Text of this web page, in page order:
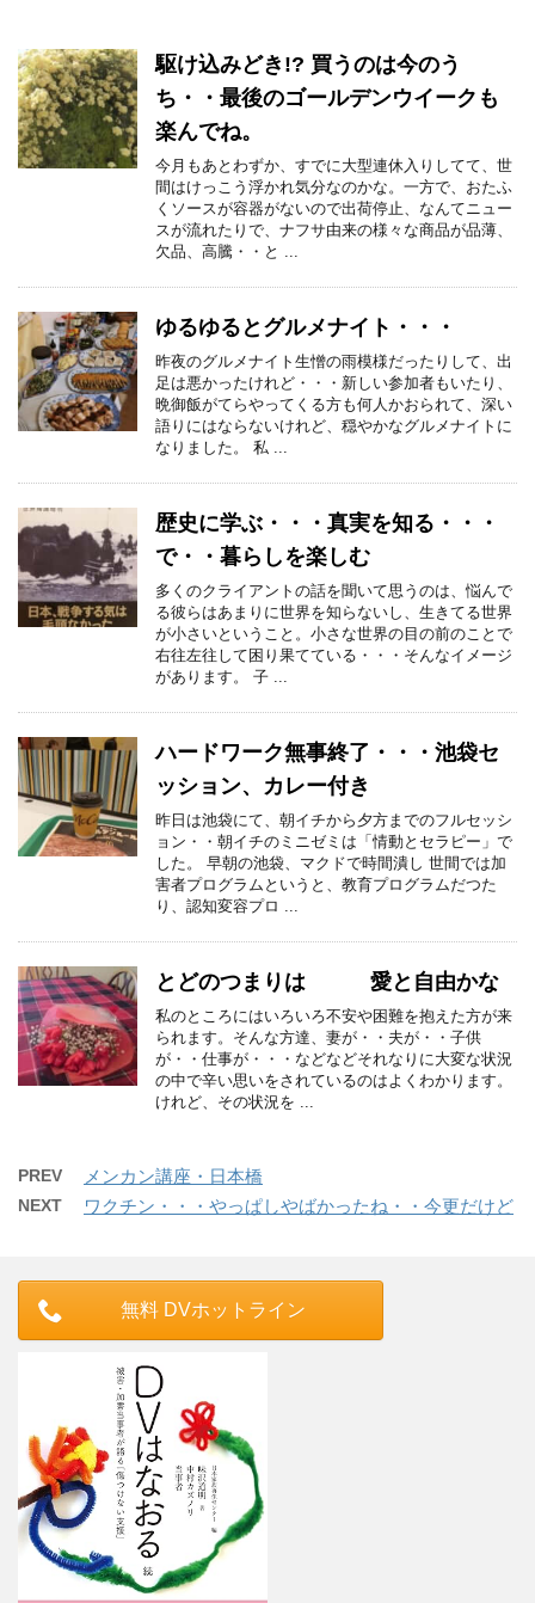
駆け込みどき!? 買うのは今のう
ち・・最後のゴールデンウイークも
楽んでね。
今月もあとわずか、すでに大型連休入りしてて、世
間はけっこう浮かれ気分なのかな。一方で、おたふ
くソースが容器がないので出荷停止、なんてニュー
スが流れたりで、ナフサ由来の様々な商品が品薄、
欠品、高騰・・と ...
ゆるゆるとグルメナイト・・・
昨夜のグルメナイト生憎の雨模様だったりして、出
足は悪かったけれど・・・新しい参加者もいたり、
晩御飯がてらやってくる方も何人かおられて、深い
語りにはならないけれど、穏やかなグルメナイトに
なりました。 私 ...
歴史に学ぶ・・・真実を知る・・・
で・・暮らしを楽しむ
多くのクライアントの話を聞いて思うのは、悩んで
る彼らはあまりに世界を知らないし、生きてる世界
が小さいということ。小さな世界の目の前のことで
右往左往して困り果てている・・・そんなイメージ
があります。 子 ...
ハードワーク無事終了・・・池袋セ
ッション、カレー付き
昨日は池袋にて、朝イチから夕方までのフルセッシ
ョン・・朝イチのミニゼミは「情動とセラピー」で
した。 早朝の池袋、マクドで時間潰し 世間では加
害者プログラムというと、教育プログラムだつた
り、認知変容プロ ...
とどのつまりは 愛と自由かな
私のところにはいろいろ不安や困難を抱えた方が来
られます。そんな方達、妻が・・夫が・・子供
が・・仕事が・・・などなどそれなりに大変な状況
の中で辛い思いをされているのはよくわかります。
けれど、その状況を ...
PREV メンカン講座・日本橋
NEXT ワクチン・・・やっぱしやばかったね・・今更だけど
無料 DVホットライン